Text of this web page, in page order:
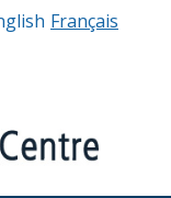
Français